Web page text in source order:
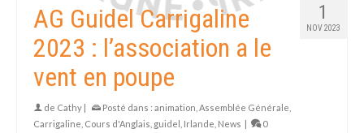
1
NOV 2023
AG Guidel Carrigaline
2023 : l’association a le
vent en poupe
de Cathy | Posté dans : animation Assemblée Générale
Carrigaline Cours d'Anglais guidel Irlande News | 0